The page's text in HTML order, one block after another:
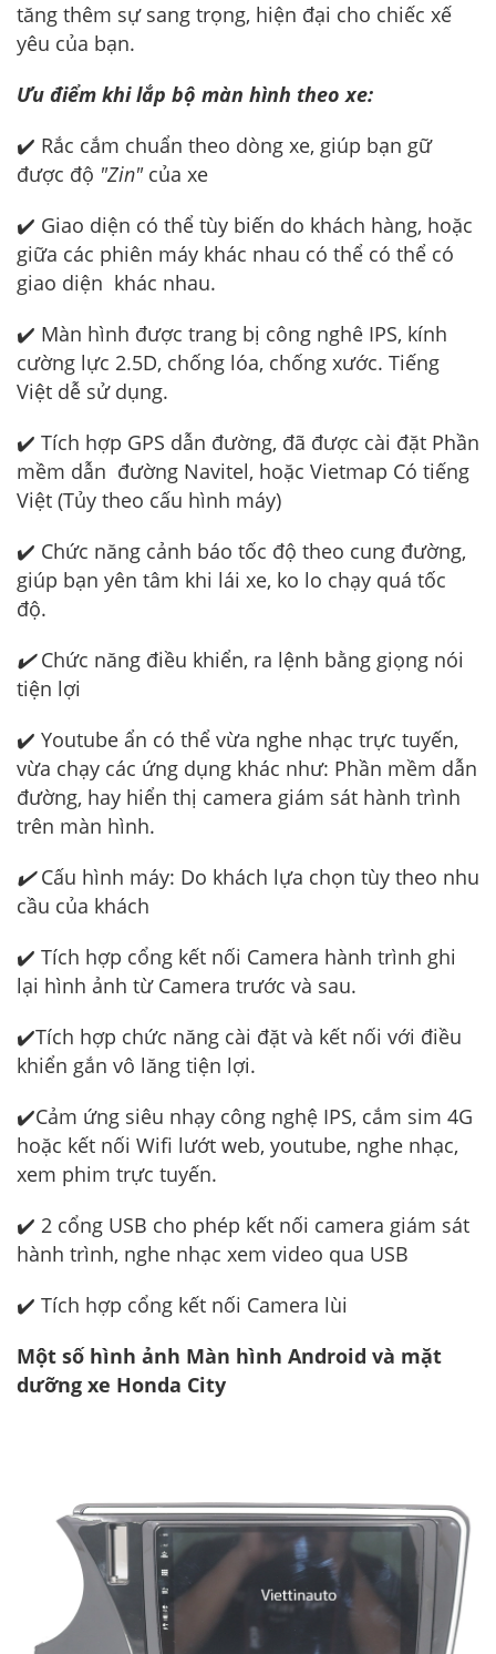
tăng thêm sự sang trọng, hiện đại cho chiếc xế
yêu của bạn.
Ưu điểm khi lắp bộ màn hình theo xe:
✔️ Rắc cắm chuẩn theo dòng xe, giúp bạn gữ
được độ "Zin"của xe
✔️ Giao diện có thể tùy biến do khách hàng, hoặc
giữa các phiên máy khác nhau có thể có thể có
giao diện khác nhau.
✔️ Màn hình được trang bị công nghê IPS, kính
cường lực 2.5D, chống lóa, chống xước. Tiếng
Việt dễ sử dụng.
✔️ Tích hợp GPS dẫn đường, đã được cài đặt Phần
mềm dẫn đường Navitel, hoặc Vietmap Có tiếng
Việt (Tủy theo cấu hình máy)
✔️ Chức năng cảnh báo tốc độ theo cung đường,
giúp bạn yên tâm khi lái xe, ko lo chạy quá tốc
độ.
✔️Chức năng điều khiển, ra lệnh bằng giọng nói
tiện lợi
✔️ Youtube ẩn có thể vừa nghe nhạc trực tuyến,
vừa chạy các ứng dụng khác như: Phần mềm dẫn
đường, hay hiển thị camera giám sát hành trình
trên màn hình.
✔️Cấu hình máy: Do khách lựa chọn tùy theo nhu
cầu của khách
✔️ Tích hợp cổng kết nối Camera hành trình ghi
lại hình ảnh từ Camera trước và sau.
✔️Tích hợp chức năng cài đặt và kết nối với điều
khiển gắn vô lăng tiện lợi.
✔️Cảm ứng siêu nhạy công nghệ IPS, cắm sim 4G
hoặc kết nối Wifi lướt web, youtube, nghe nhạc,
xem phim trực tuyến.
✔️ 2 cổng USB cho phép kết nối camera giám sát
hành trình, nghe nhạc xem video qua USB
✔️ Tích hợp cổng kết nối Camera lùi
Một số hình ảnh Màn hình Android và mặt
dưỡng xe Honda City